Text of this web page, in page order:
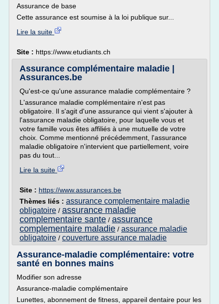
Assurance de base
Cette assurance est soumise à la loi publique sur...
Lire la suite
Site : https://www.etudiants.ch
Assurance complémentaire maladie |
Assurances.be
Qu'est-ce qu'une assurance maladie complémentaire ?
L'assurance maladie complémentaire n'est pas
obligatoire. Il s'agit d'une assurance qui vient s'ajouter à
l'assurance maladie obligatoire, pour laquelle vous et
votre famille vous êtes affiliés à une mutuelle de votre
choix. Comme mentionné précédemment, l'assurance
maladie obligatoire n'intervient que partiellement, voire
pas du tout...
Lire la suite
Site : https://www.assurances.be
Thèmes liés : assurance complementaire maladie
obligatoire / assurance maladie
complementaire sante / assurance
complementaire maladie / assurance maladie
obligatoire / couverture assurance maladie
Assurance-maladie complémentaire: votre
santé en bonnes mains
Modifier son adresse
Assurance-maladie complémentaire
Lunettes, abonnement de fitness, appareil dentaire pour les